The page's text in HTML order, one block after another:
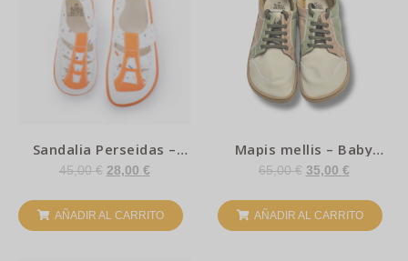
Sandalia Perseidas –
Baby lobitos
45,00€ 28,00 €
AÑADIR AL CARRITO
Mapis mellis – Baby
lobitos
65,00€ 35,00 €
AÑADIR AL CARRITO